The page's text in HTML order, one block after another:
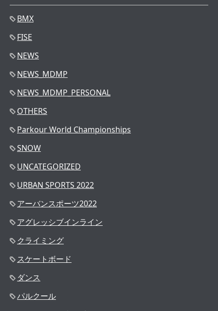
BMX
FISE
NEWS
NEWS_MDMP
NEWS_MDMP_PERSONAL
OTHERS
Parkour World Championships
SNOW
UNCATEGORIZED
URBAN SPORTS 2022
アーバンスポーツ2022
アグレッシブインライン
クライミング
スケートボード
ダンス
パルクール